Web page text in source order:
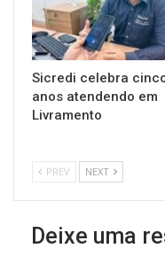
Sicredi celebra
anos atendendo em
Livramento
PREV NEXT
Deixe uma